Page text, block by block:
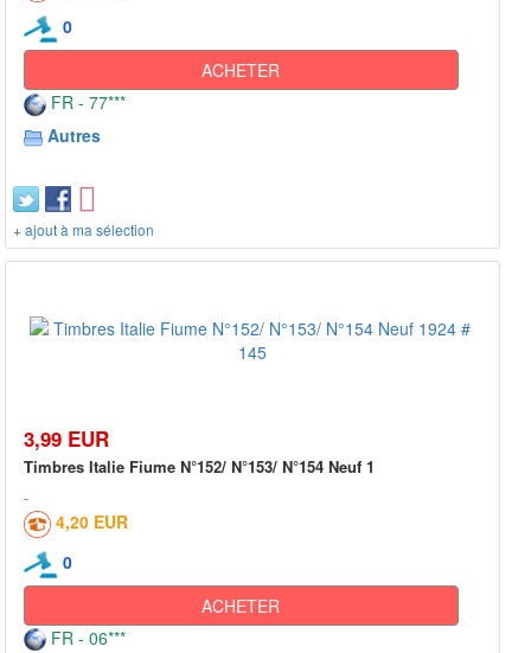
0
ACHETER
FR - 77***
Autres
+ ajout à ma sélection
3,99 EUR
Timbres Italie Fiume N°152/ N°153/ N°154 Neuf 1
4,20 EUR
0
ACHETER
FR - 06***